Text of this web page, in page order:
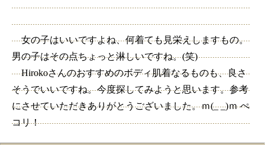
女の子はいいですよね、何着ても見栄えしますもの。
男の子はその点ちょっと淋しいですね。(笑)
Hirokoさんのおすすめのボディ肌着なるものも、良さ
そうでいいですね。今度探してみようと思います。参考
にさせていただきありがとうございました。ｍ(_ _)ｍ ぺ
コリ！